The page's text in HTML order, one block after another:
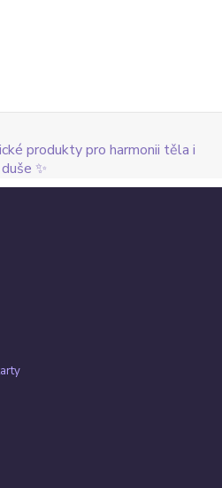
produkty pro harmonii těla i
duše ✨